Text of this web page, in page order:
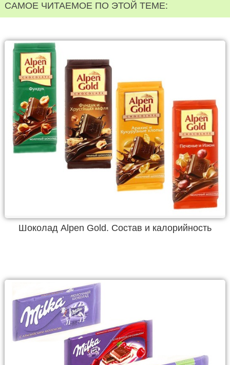
САМОЕ ЧИТАЕМОЕ ПО ЭТОЙ ТЕМЕ:
Шоколад Alpen Gold. Состав и калорийность